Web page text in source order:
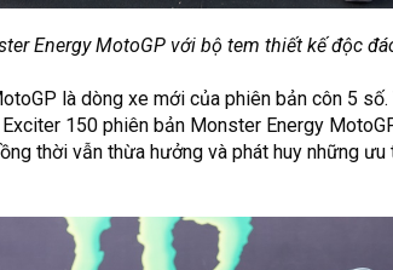
Energy MotoGP với bộ tem thiết kế độc
là dòng xe mới của phiên bản côn 5
Exciter 150 phiên bản Monster Energy
thời vẫn thừa hưởng và phát huy những ưu